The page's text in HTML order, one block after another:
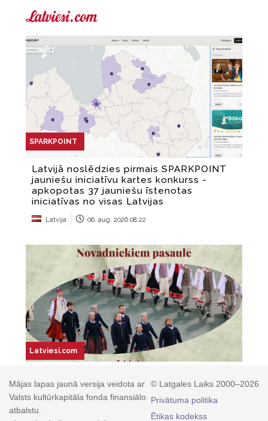
© Latgales Laiks 2000–2026
Privātuma politika
Ētikas kodekss
Mājas lapas jaunā versija veidota ar
Valsts kultūrkapitāla fonda finansiālo
atbalstu.